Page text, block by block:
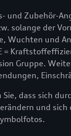
und Zubehör-
solange der
Wuchten und
=
Gruppe.
dass sich
und